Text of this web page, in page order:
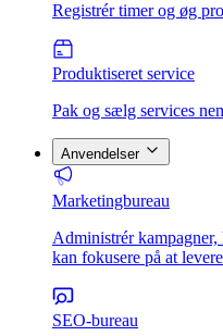
Registrér timer og øg
Produktiseret service
Pak og sælg services
Anvendelser
Marketingbureau
Administrér
kan fokusere på at
SEO-bureau